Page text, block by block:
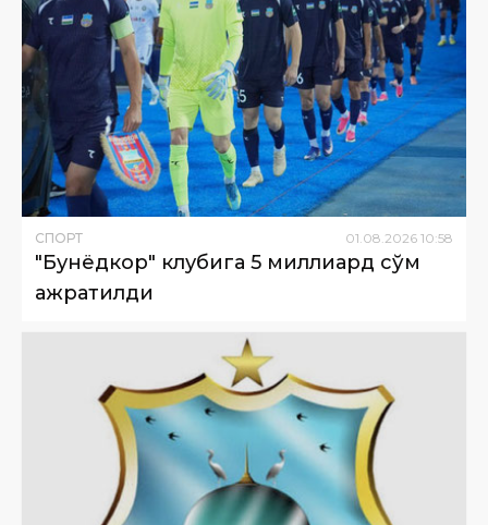
СПОРТ 01.08.2026 10:58
"Бунёдкор" клубига 5 миллиард сўм
ажратилди